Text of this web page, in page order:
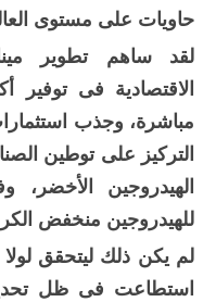
حاويات على مستوى
لقد ساهم تطوير
التركيز على توطين
الهيدروجين الأخضر،
للهيدروجين منخفض
لم يكن ذلك ليتحقق لولا
استطاعت فى ظل